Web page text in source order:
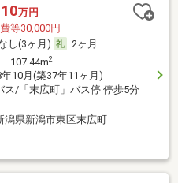
万円
等30,000円
し(3ヶ月)
2ヶ月
107.44m2
年10月(築37年11ヶ月)
ス/「末広町」バス停 停歩5分
潟県新潟市東区末広町